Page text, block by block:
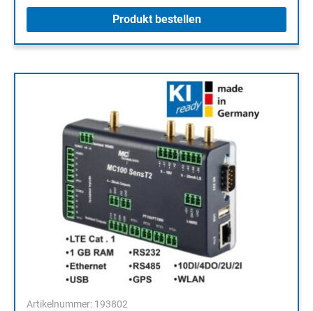
Produkt bestellen
Artikelnummer: 193802